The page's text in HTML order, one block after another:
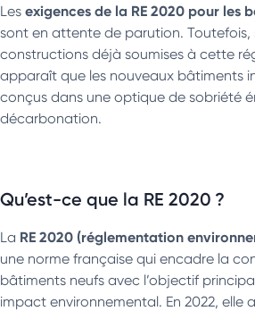
Les exigences de la RE 2020 pour les
sont en attente de parution. Toutefois,
constructions déjà soumises à cette
apparaît que les nouveaux bâtiments
conçus dans une optique de sobriété
décarbonation.
Qu’est-ce que la RE 2020 ?
La RE 2020 (réglementation
une norme française qui encadre la
bâtiments neufs avec l’objectif
impact environnemental. En 2022, elle